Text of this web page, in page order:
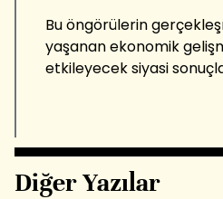
Bu öngörülerin
yaşanan ekonomik
etkileyecek siyasi
Diğer Yazılar